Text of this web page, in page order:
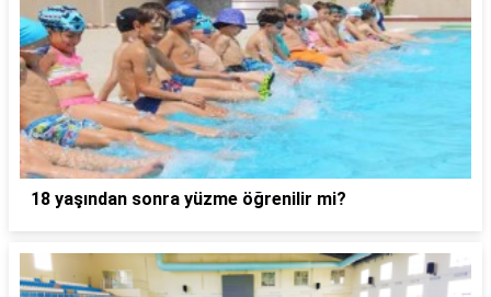
18 yaşından sonra yüzme öğrenilir mi?